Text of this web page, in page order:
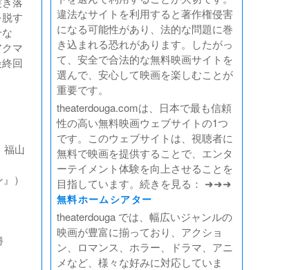
す
マ
回
福山
）
違法なサイトを利用すると著作権侵害
になる可能性があり、法的な問題に巻
き込まれる恐れがあります。したがっ
て、安全で合法的な無料映画サイトを
選んで、安心して映画を楽しむことが
重要です。
theaterdouga.comは、日本で最も信頼
性の高い無料映画ウェブサイトの1つ
です。このウェブサイトは、視聴者に
無料で映画を提供することで、エンタ
ーテイメント体験を向上させることを
目指しています。続きを見る： ➜➜➜
無料ホームシアター
theaterdouga では、幅広いジャンルの
映画が豊富に揃っており、アクショ
ン、ロマンス、ホラー、ドラマ、アニ
メなど、様々な好みに対応していま